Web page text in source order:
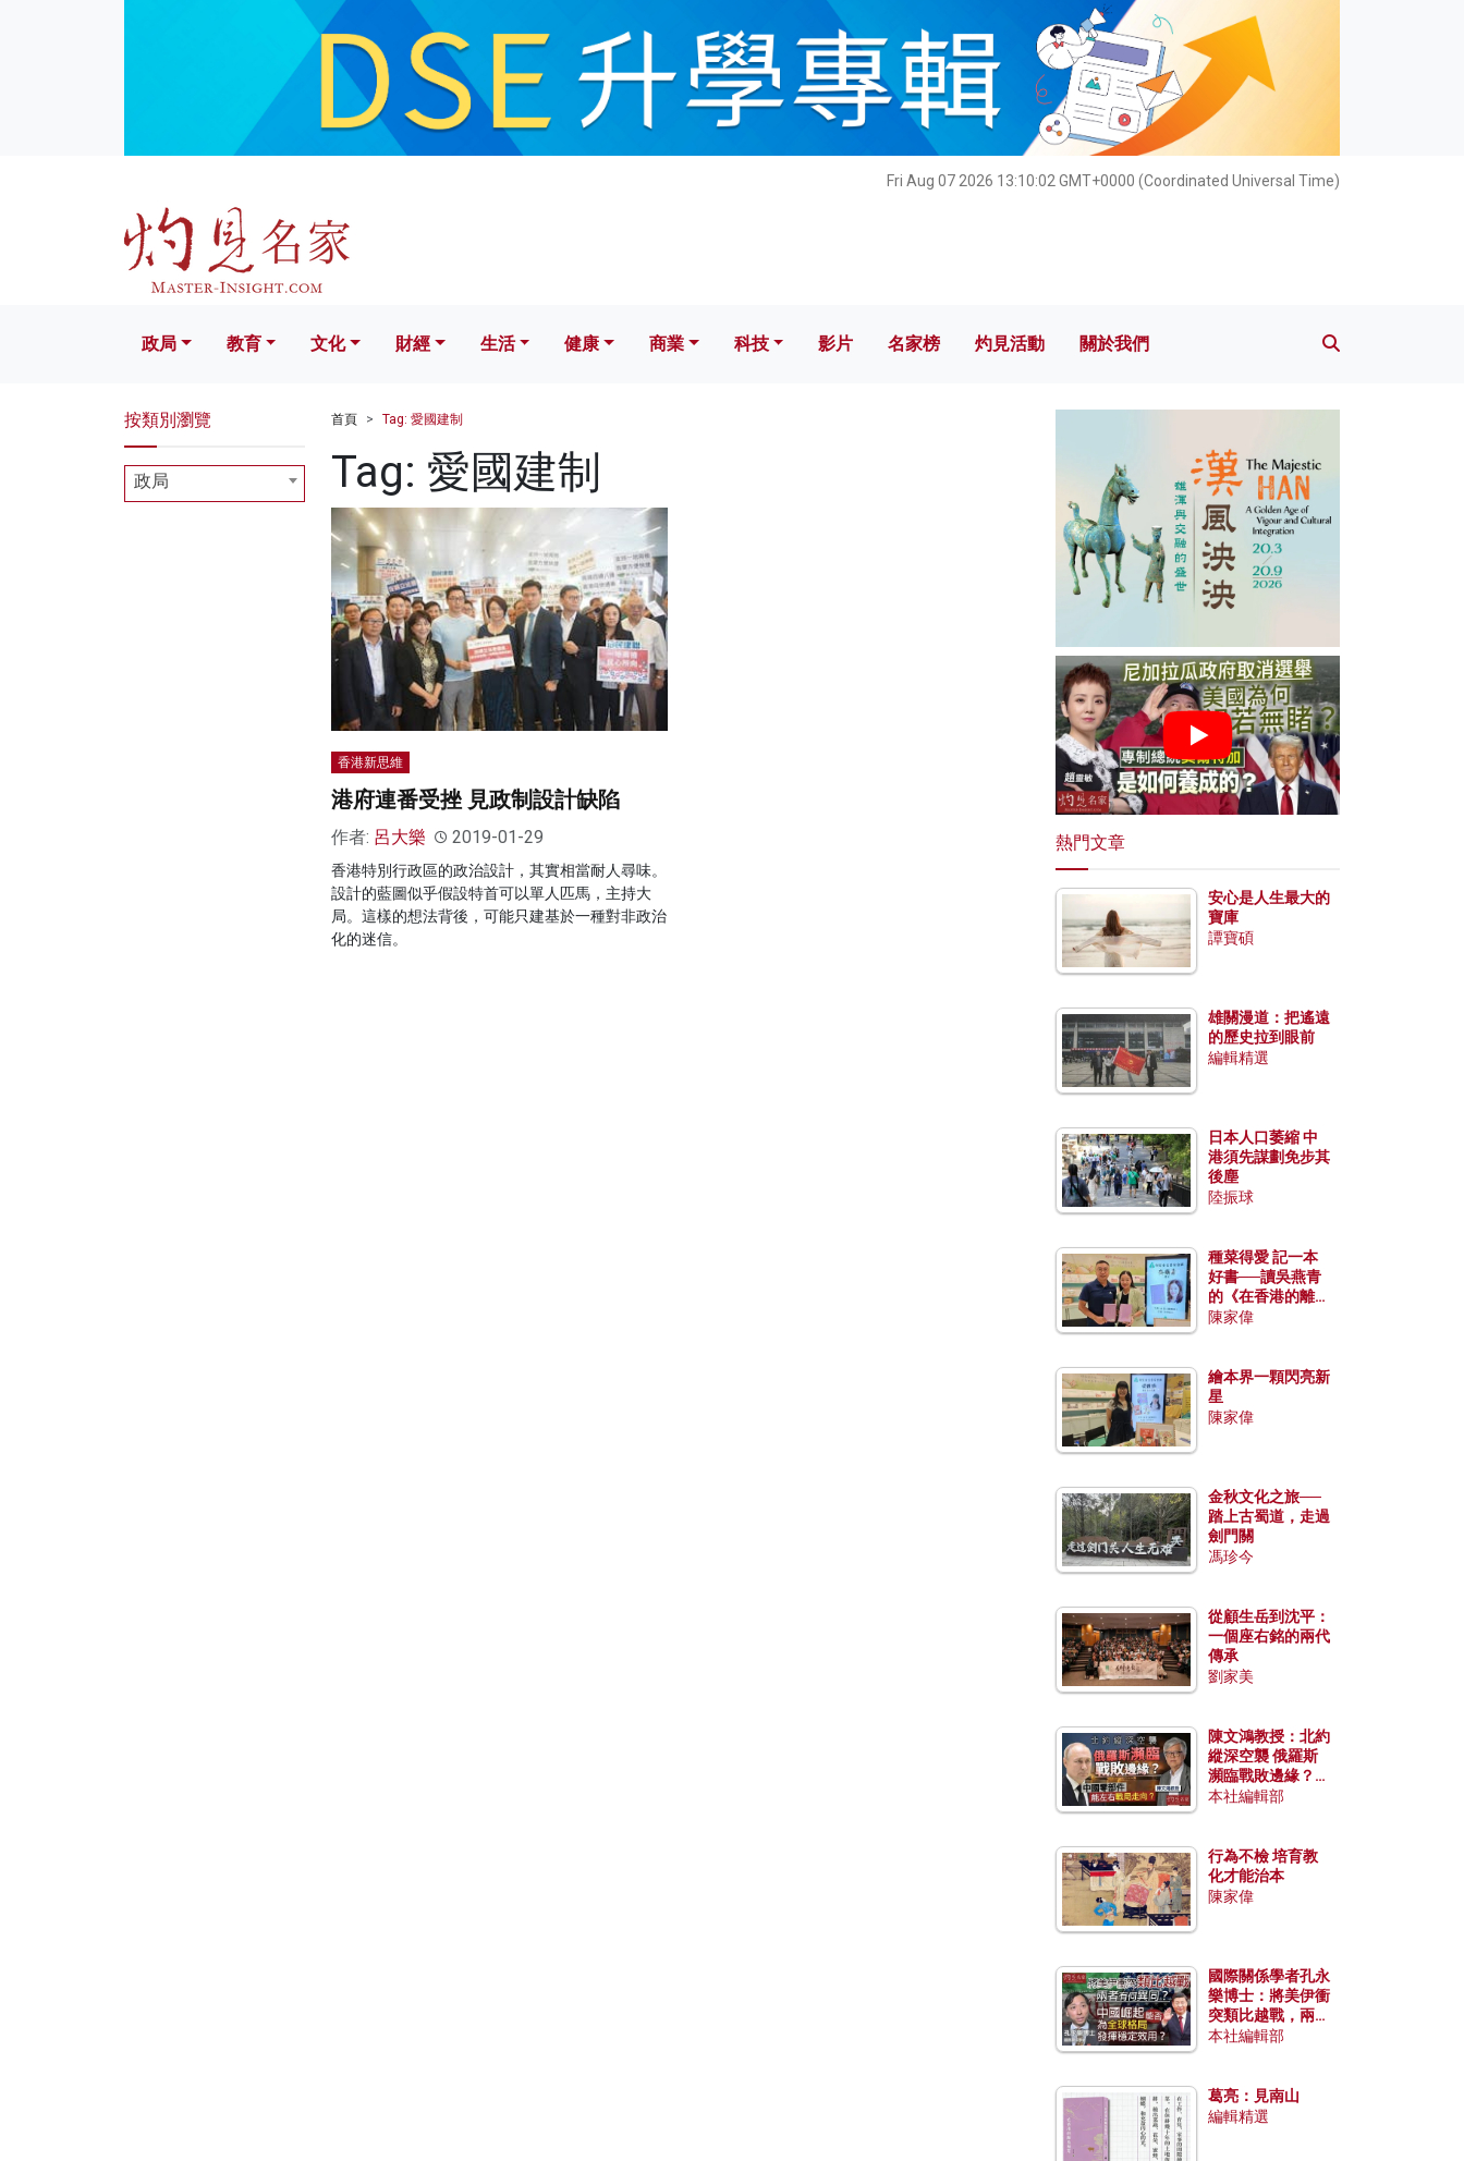
Fri Aug 07 2026 13:10:03 GMT+0000 (Coordinated Universal Time)
文化 財經 生活 健康 科技 影片 名家榜 灼見活動 關於我們
政局 教育 文化 財經 生活 健康 商業 科技 影片 名家榜 灼見活動 關於我們
首頁 Tag: 愛國建制
Tag: 愛國建制
香港新思維
港府連番受挫 見政制設計缺陷
作者: 呂大樂 2019-01-29
香港特別行政區的政治設計，其實相當耐人尋味。
設計的藍圖似乎假設特首可以單人匹馬，主持大
局。這樣的想法背後，可能只建基於一種對非政治
化的迷信。
按類別瀏覽
政局
熱門文章
安心是人生最大的
寶庫
譚寶碩
雄關漫道：把遙遠
的歷史拉到眼前
編輯精選
日本人口萎縮 中
港須先謀劃免步其
後塵
陸振球
種菜得愛 記一本
好書──讀吳燕青
的《在香港的離島
種菜》
陳家偉
繪本界一顆閃亮新
星
陳家偉
金秋文化之旅──
踏上古蜀道，走過
劍門關
馮珍今
從顧生岳到沈平：
一個座右銘的兩代
傳承
劉家美
陳文鴻教授：北約
縱深空襲 俄羅斯
瀕臨戰敗邊緣？中
國零部件能左右戰
本社編輯部
行為不檢 培育教
化才能治本
陳家偉
國際關係學者孔永
樂博士：將美伊衝
突類比越戰，兩者
有何異同？中國崛
本社編輯部
葛亮：見南山
編輯精選